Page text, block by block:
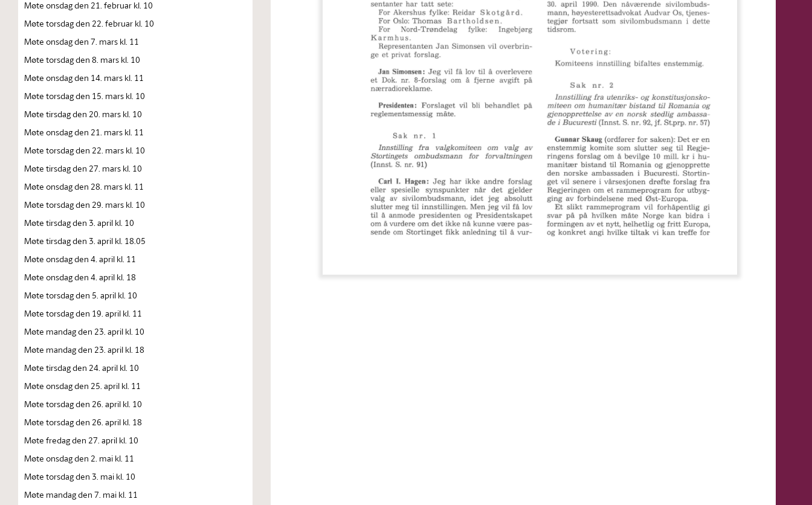
Møte onsdag den 21. februar kl. 10
Møte torsdag den 22. februar kl. 10
Møte onsdag den 7. mars kl. 11
Møte torsdag den 8. mars kl. 10
Møte onsdag den 14. mars kl. 11
Møte torsdag den 15. mars kl. 10
Møte tirsdag den 20. mars kl. 10
Møte onsdag den 21. mars kl. 11
Møte torsdag den 22. mars kl. 10
Møte tirsdag den 27. mars kl. 10
Møte onsdag den 28. mars kl. 11
Møte torsdag den 29. mars kl. 10
Møte tirsdag den 3. april kl. 10
Møte tirsdag den 3. april kl. 18.05
Møte onsdag den 4. april kl. 11
Møte onsdag den 4. april kl. 18
Møte torsdag den 5. april kl. 10
Møte torsdag den 19. april kl. 11
Møte mandag den 23. april kl. 10
Møte mandag den 23. april kl. 18
Møte tirsdag den 24. april kl. 10
Møte onsdag den 25. april kl. 11
Møte torsdag den 26. april kl. 10
Møte torsdag den 26. april kl. 18
Møte fredag den 27. april kl. 10
Møte onsdag den 2. mai kl. 11
Møte torsdag den 3. mai kl. 10
Møte mandag den 7. mai kl. 11